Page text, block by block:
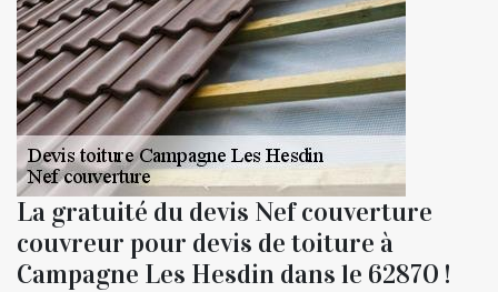
La gratuité du devis Nef couverture
couvreur pour devis de toiture à
Campagne Les Hesdin dans le 62870 !